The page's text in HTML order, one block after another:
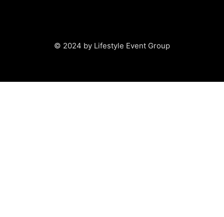
© 2024 by Lifestyle Event Group